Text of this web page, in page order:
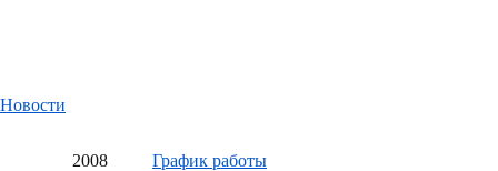
Новости
2008 График работы